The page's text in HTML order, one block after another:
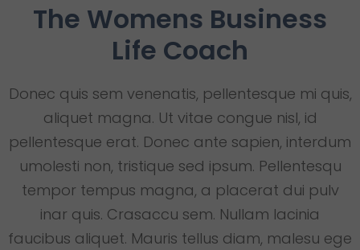
The Womens Business
Life Coach
Donec quis sem venenatis, pellentesque mi quis,
aliquet magna. Ut vitae congue nisl, id
pellentesque erat. Donec ante sapien, interdum
umolesti non, tristique sed ipsum. Pellentesqu
tempor tempus magna, a placerat dui pulv
inar quis. Crasaccu sem. Nullam lacinia
faucibus aliquet. Mauris tellus diam, malesu ege